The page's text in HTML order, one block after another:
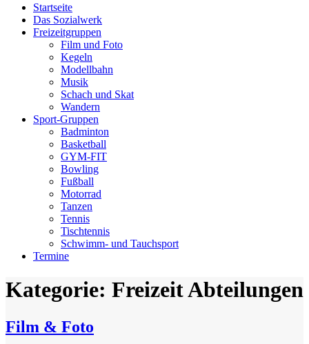
Startseite
Das Sozialwerk
Freizeitgruppen
Film und Foto
Kegeln
Modellbahn
Musik
Schach und Skat
Wandern
Sport-Gruppen
Badminton
Basketball
GYM-FIT
Bowling
Fußball
Motorrad
Tanzen
Tennis
Tischtennis
Schwimm- und Tauchsport
Termine
Kategorie: Freizeit Abteilungen
Film & Foto